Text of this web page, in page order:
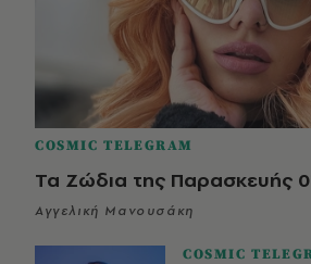
COSMIC TELEGRAM
Τα Ζώδια της Παρασκευής
Αγγελική Μανουσάκη
COSMIC